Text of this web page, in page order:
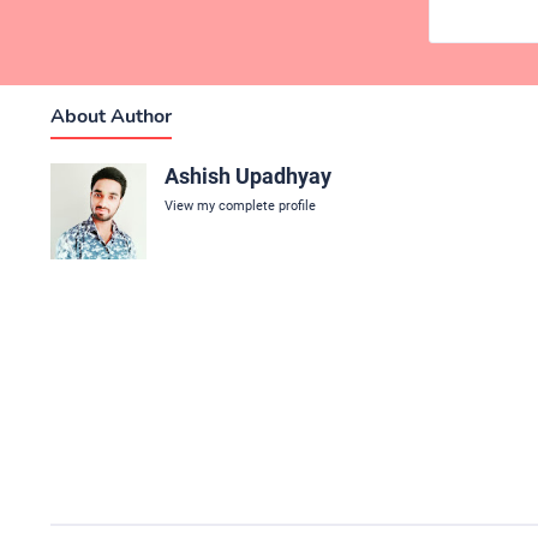
About Author
Ashish Upadhyay
View my complete profile